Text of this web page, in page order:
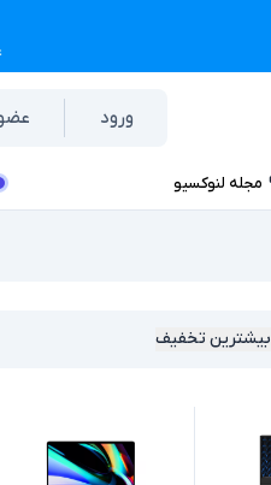
ورود
مجله لنوکسیو
بیشترین تخفیف